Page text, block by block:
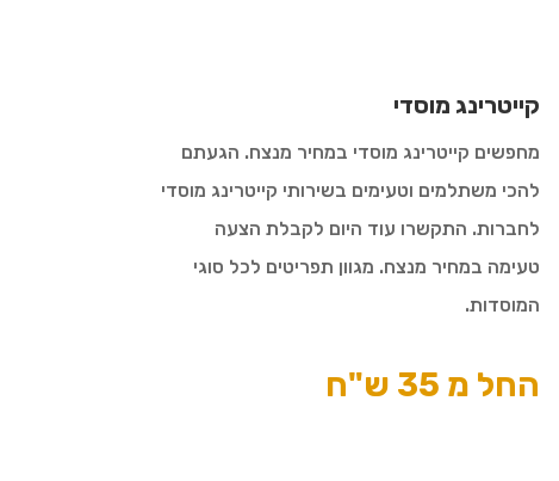
קייטרינג מוסדי
מחפשים קייטרינג מוסדי במחיר מנצח. הגעתם
להכי משתלמים וטעימים בשירותי קייטרינג מוסדי
לחברות. התקשרו עוד היום לקבלת הצעה
טעימה במחיר מנצח. מגוון תפריטים לכל סוגי
המוסדות.
החל מ 35 ש"ח